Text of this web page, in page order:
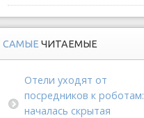
САМЫЕ ЧИТАЕМЫЕ
Отели уходят от
посредников к роботам:
началась скрытая